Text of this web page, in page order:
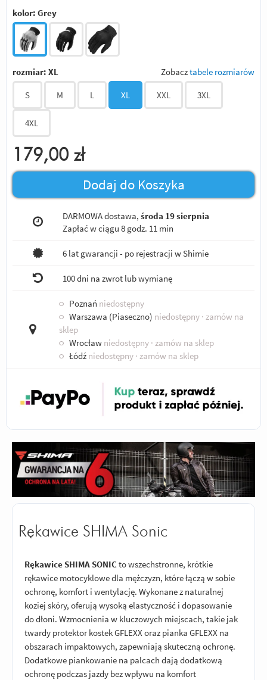
kolor: Grey
rozmiar: XL Zobacztabele rozmiarów
S M L XL XXL 3XL
4XL
179,00 zł
Dodaj do Koszyka
DARMOWA dostawa,środa 19 sierpnia
Zapłać w ciągu8 godz. 11 min
6 lat gwarancji - po rejestracji w Shimie
100 dni na zwrot lub wymianę
○ Poznań niedostępny
○ Warszawa (Piaseczno) niedostępny · zamów na
sklep
○ Wrocław niedostępny · zamów na sklep
○ Łódź niedostępny · zamów na sklep
Rękawice SHIMA Sonic
Rękawice SHIMA SONIC to wszechstronne, krótkie
rękawice motocyklowe dla mężczyzn, które łączą w sobie
ochronę, komfort i wentylację. Wykonane z naturalnej
koziej skóry, oferują wysoką elastyczność i dopasowanie
do dłoni. Wzmocnienia w kluczowych miejscach, takie jak
twardy protektor kostek GFLEXX oraz pianka GFLEXX na
obszarach impaktowych, zapewniają skuteczną ochronę.
Dodatkowe piankowanie na palcach dają dodatkową
ochronę podczas jazdy bez wpływu na komfort